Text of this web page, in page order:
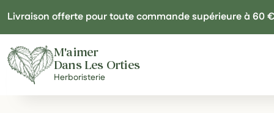
Livraison offerte pour toute commande supérieure à 60 €
M'aimer
Dans Les Orties
Herboristerie